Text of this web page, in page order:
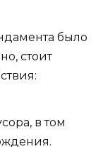
было
стоит
в том